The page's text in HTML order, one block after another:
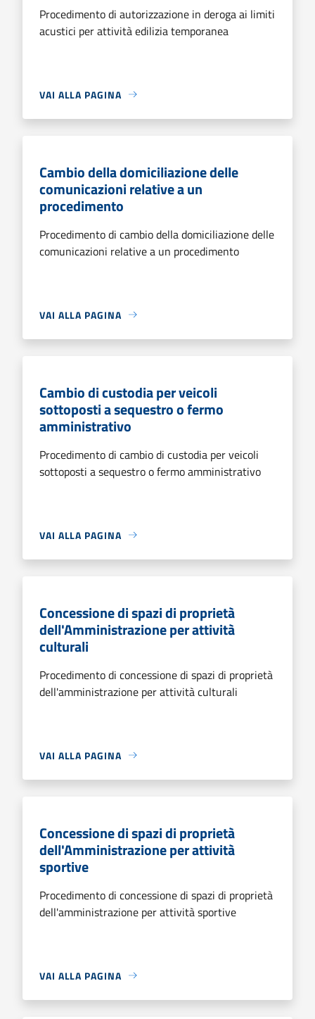
Procedimento di autorizzazione in deroga ai limiti
acustici per attività edilizia temporanea
VAI ALLA PAGINA
Cambio della domiciliazione delle
comunicazioni relative a un
procedimento
Procedimento di cambio della domiciliazione delle
comunicazioni relative a un procedimento
VAI ALLA PAGINA
Cambio di custodia per veicoli
sottoposti a sequestro o fermo
amministrativo
Procedimento di cambio di custodia per veicoli
sottoposti a sequestro o fermo amministrativo
VAI ALLA PAGINA
Concessione di spazi di proprietà
dell'Amministrazione per attività
culturali
Procedimento di concessione di spazi di proprietà
dell'amministrazione per attività culturali
VAI ALLA PAGINA
Concessione di spazi di proprietà
dell'Amministrazione per attività
sportive
Procedimento di concessione di spazi di proprietà
dell'amministrazione per attività sportive
VAI ALLA PAGINA